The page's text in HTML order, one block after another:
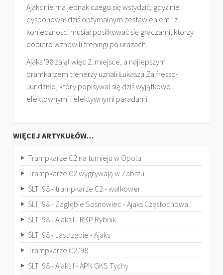
Ajaks nie ma jednak czego się wstydzić, gdyż nie
dysponował dziś optymalnym zestawieniem i z
konieczności musiał posiłkować się graczami, którzy
dopiero wznowili treningi po urazach.
Ajaks '98 zajął więc 2. miejsce, a najlepszym
bramkarzem trenerzy uznali Łukasza Zalfresso-
Jundziłło, który popisywał się dziś wyjątkowo
efektownymi i efektywnymi paradami.
WIĘCEJ ARTYKUŁÓW…
Trampkarze C2 na turnieju w Opolu
Trampkarze C2 wygrywają w Zabrzu
ŚLT '98 - trampkarze C2 - walkower
ŚLT '98 - Zagłębie Sosnowiec - Ajaks Częstochowa
ŚLT '98 - Ajaks I - RKP Rybnik
ŚLT '98 - Jastrzębie - Ajaks
Trampkarze C2 '98
ŚLT '98 - Ajaks I - APN GKS Tychy